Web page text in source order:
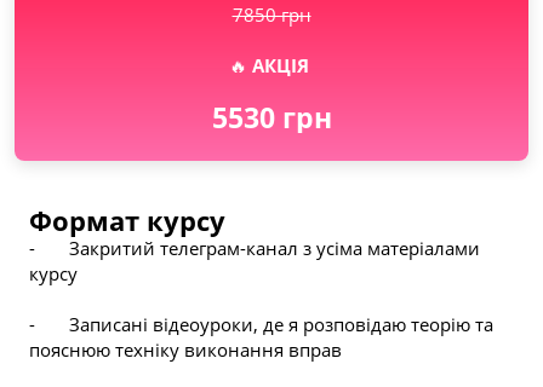
7850 грн
🔥 АКЦІЯ
5530 грн
Формат курсу
-       Закритий телеграм-канал з усіма матеріалами
курсу
-       Записані відеоуроки, де я розповідаю теорію та
пояснюю техніку виконання вправ